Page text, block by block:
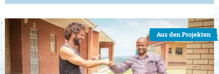
Aus den Projekten